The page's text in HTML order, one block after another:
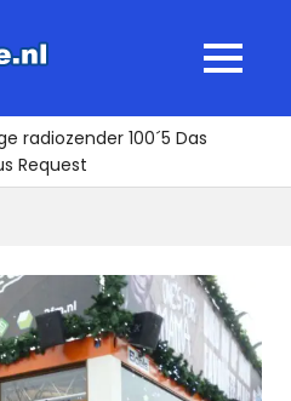
MENU
radiozender 100´5 Das
Request